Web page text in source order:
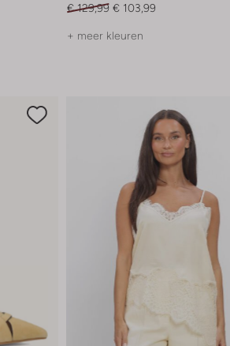
€ 129,99 € 103,99
+ meer kleuren